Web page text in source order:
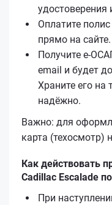
Оплатите
прямо на сайте.
Получите
email и будет
Храните его на
надёжно.
Важно: для
карта (техосмотр)
Как действовать
Cadillac Escalade
При